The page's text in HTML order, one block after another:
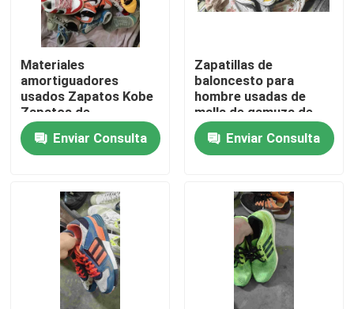
Hogar
Productos
Vídeos
Sobre nosotros
Viaje de la fábrica
Control de calidad
Materiales
amortiguadores
usados ​​Zapatos Kobe
Zapatos de
baloncesto de marca
Enviar Consulta
Zapatillas de
baloncesto para
hombre usadas de
malla de gamuza de
cuero de otoño e
inviernoEnviar Consulta